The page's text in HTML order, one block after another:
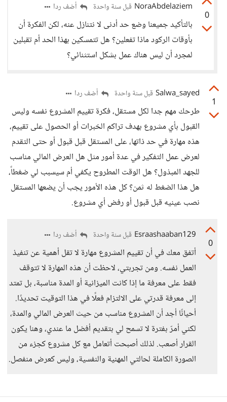
0
NoraAbdelaziem قبل سنة واحدة أضف ردا
بالتأكيد جميعنا وضع حد أدنى لا نتنازل عنه، لكن الفكرة أن
بأوقات الركود ماذا تفعلين؟ هل تتمسكين بهذا الحد أم تقبلين
لمجرد أن ليس هناك عمل بشكل استثنائي؟
1
Salwa_sayed قبل سنة واحدة أضف ردا
طرحك مهم جدا لكل مستقل، فكرة تقييم المشروع نفسه وليس
القبول بأي مشروع بهدف تراكم الخبرات أو الحصول على تقييم،
هذه مهارة في حد ذاتها، على المستقل قبل قبول أو حتى التقدم
لعرض عمل التفكير في عدة أمور مثل هل العرض المالي مناسب
للجهد المبذول؟ هل الوقت المطروح يكفي أم سيسبب لي ضغطاً،
هل هذا الضغط له ثمن؟ كل هذه الأمور يجب أن يضعها المستقل
نصب عينيه قبل قبول أو رفض أي مشروع.
0
Esraashaaban129 قبل سنة واحدة أضف ردا
أتفق معك في أن تقييم المشروع مهارة لا تقل أهمية عن تنفيذ
العمل نفسه. ومن تجربتي، لاحظت أن هذه المهارة لا تتوقف
فقط على معرفة ما إذا كانت الميزانية أو المدة مناسبة، بل تمتد
إلى معرفة قدرتي على الالتزام فعلًا في هذا التوقيت تحديدًا.
أحيانًا أجد أن المشروع مناسب من حيث العرض المالي والمدة،
لكني أمرّ بفترة لا تسمح لي بتقديم أفضل ما عندي، وهنا يكون
القرار أصعب. لذلك أصبحت أتعامل مع كل مشروع كجزء من
الصورة الكاملة لحالتي المهنية والنفسية، وليس كعرض منفصل.